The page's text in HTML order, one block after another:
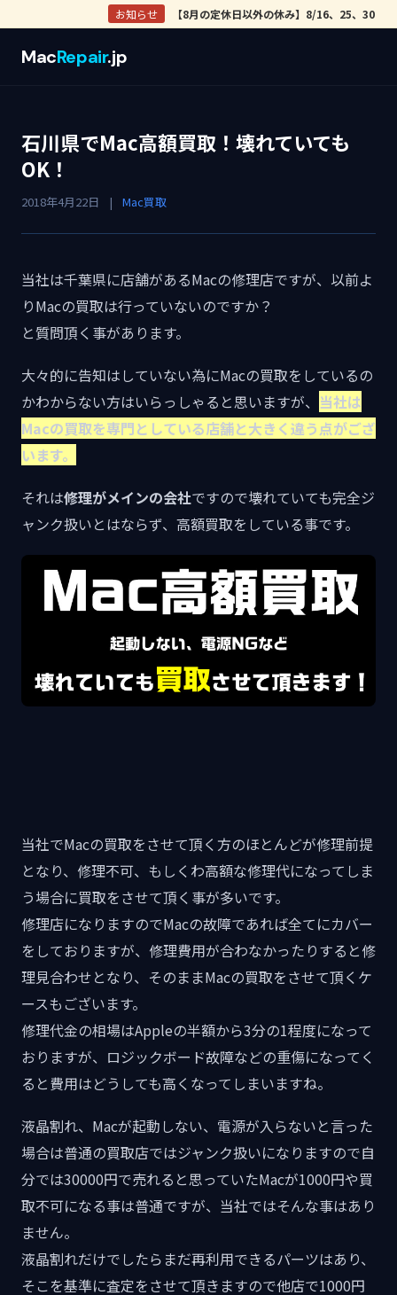
お知らせ 【8月の定休日以外の休み】8/16、25、30
MacRepair.jp
石川県でMac高額買取！壊れていても
OK！
2018年4月22日 | Mac買取
当社は千葉県に店舗があるMacの修理店ですが、以前よ
りMacの買取は行っていないのですか？
と質問頂く事があります。
大々的に告知はしていない為にMacの買取をしているの
かわからない方はいらっしゃると思いますが、 当社は
Macの買取を専門としている店舗と大きく違う点がござ
います。
それは修理がメインの会社ですので壊れていても完全ジ
ャンク扱いとはならず、高額買取をしている事です。
当社でMacの買取をさせて頂く方のほとんどが修理前提
となり、修理不可、もしくわ高額な修理代になってしま
う場合に買取をさせて頂く事が多いです。
修理店になりますのでMacの故障であれば全てにカバー
をしておりますが、修理費用が合わなかったりすると修
理見合わせとなり、そのままMacの買取をさせて頂くケ
ースもございます。
修理代金の相場はAppleの半額から3分の1程度になって
おりますが、ロジックボード故障などの重傷になってく
ると費用はどうしても高くなってしまいますね。
液晶割れ、Macが起動しない、電源が入らないと言った
場合は普通の買取店ではジャンク扱いになりますので自
分では30000円で売れると思っていたMacが1000円や買
取不可になる事は普通ですが、当社ではそんな事はあり
ません。
液晶割れだけでしたらまだ再利用できるパーツはあり、
そこを基準に査定をさせて頂きますので他店で1000円